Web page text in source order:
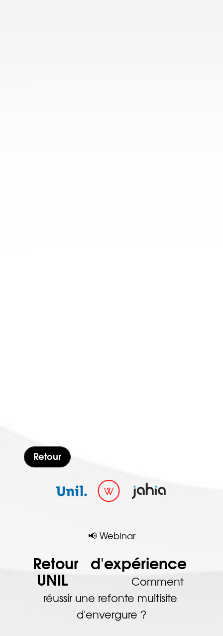
Retour
📢 Webinar
Retour   d'expérience
UNIL
Comment
réussir une refonte multisite
d'envergure ?